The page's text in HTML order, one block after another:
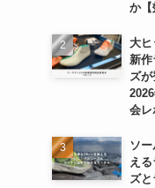
か【
大ヒ
新作
ズ
会レ
ソ
え
ズ